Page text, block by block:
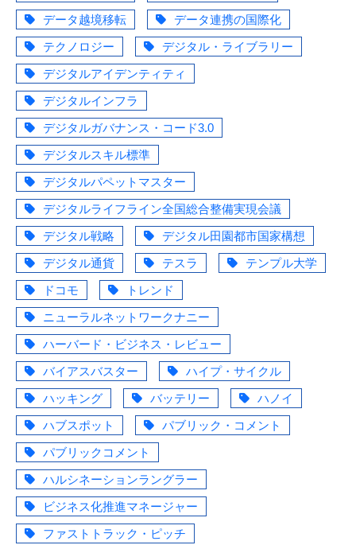
データ越境移転
データ連携の国際化
テクノロジー
デジタル・ライブラリー
デジタルアイデンティティ
デジタルインフラ
デジタルガバナンス・コード3.0
デジタルスキル標準
デジタルパペットマスター
デジタルライフライン全国総合整備実現会議
デジタル戦略
デジタル田園都市国家構想
デジタル通貨
テスラ
テンプル大学
ドコモ
トレンド
ニューラルネットワークナニー
ハーバード・ビジネス・レビュー
バイアスバスター
ハイプ・サイクル
ハッキング
バッテリー
ハノイ
ハブスポット
パブリック・コメント
パブリックコメント
ハルシネーションラングラー
ビジネス化推進マネージャー
ファストトラック・ピッチ